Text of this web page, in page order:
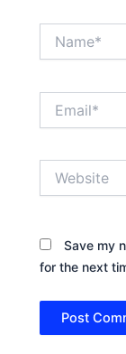
Save my
for the next